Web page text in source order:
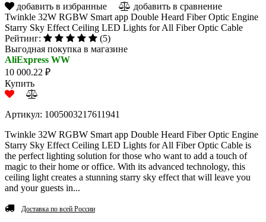
добавить в избранные
добавить в сравнение
Twinkle 32W RGBW Smart app Double Heard Fiber Optic Engine
Starry Sky Effect Ceiling LED Lights for All Fiber Optic Cable
Рейтинг:
(5)
Выгодная покупка в магазине
AliExpress WW
10 000.22 ₽
Купить
Артикул: 1005003217611941
Twinkle 32W RGBW Smart app Double Heard Fiber Optic Engine
Starry Sky Effect Ceiling LED Lights for All Fiber Optic Cable is
the perfect lighting solution for those who want to add a touch of
magic to their home or office. With its advanced technology, this
ceiling light creates a stunning starry sky effect that will leave you
and your guests in...
Доставка по всей России